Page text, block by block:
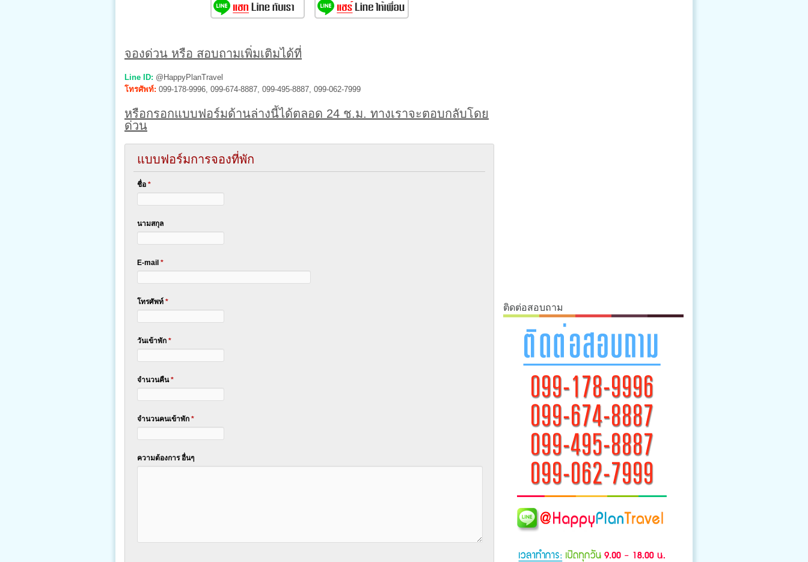
จองด่วน หรือ สอบถามเพิ่มเติมได้ที่
Line ID: @HappyPlanTravel
โทรศัพท์: 099-178-9996, 099-674-8887, 099-495-8887, 099-062-7999
หรือกรอกแบบฟอร์มด้านล่างนี้ได้ตลอด 24 ช.ม. ทางเราจะตอบกลับโดย
ด่วน
แบบฟอร์มการจองที่พัก
ชื่อ *
นามสกุล
E-mail *
โทรศัพท์ *
วันเข้าพัก *
จำนวนคืน*
จำนวนคนเข้าพัก *
ความต้องการ อื่นๆ
ติดต่อสอบถาม